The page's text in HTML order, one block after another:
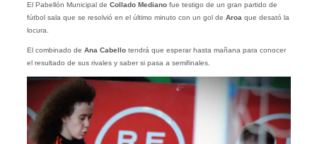
El Pabellón Municipal de Collado Medianofue testigo de un gran partido de
fútbol sala que se resolvió en el último minuto con un gol de Aroaque desató la
locura.
El combinado de Ana Cabellotendrá que esperar hasta mañana para conocer
el resultado de sus rivales y saber si pasa a semifinales.